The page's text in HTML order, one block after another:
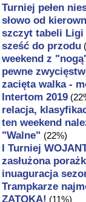
Turniej pełen
słowo od
szczyt tabeli
sześć do przodu
weekend z
pewne
zacięta walka -
Intertom 2019
relacja,
ten weekend
"Walne" (22%)
I Turniej
zasłużona
inuaguracja
Trampkarze
ZATOKA! (11%)